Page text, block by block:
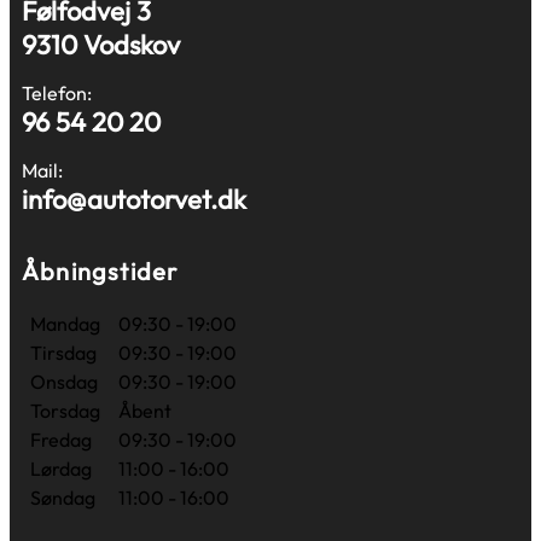
Følfodvej 3
9310 Vodskov
Telefon:
96 54 20 20
Mail:
info@autotorvet.dk
Åbningstider
Mandag
09:30 - 19:00
Tirsdag
09:30 - 19:00
Onsdag
09:30 - 19:00
Torsdag
Åbent
Fredag
09:30 - 19:00
Lørdag
11:00 - 16:00
Søndag
11:00 - 16:00